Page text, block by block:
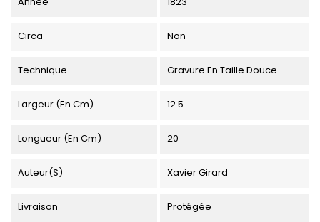
Circa Non
Technique Gravure En Taille Douce
Largeur (en Cm) 12.5
Longueur (en Cm) 20
Auteur(s) Xavier Girard
Livraison Protégée